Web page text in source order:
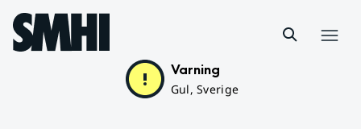
Hoppa till sidans innehåll
Varning
Gul, Sverige